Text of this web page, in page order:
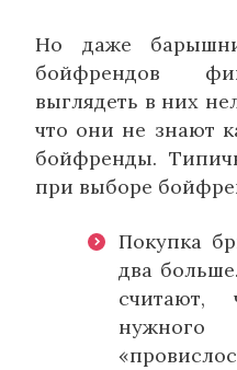
Но даже
бойфрендов
выглядеть в них
что они не знают
бойфренды.
при выборе
Покупка
два
считают,